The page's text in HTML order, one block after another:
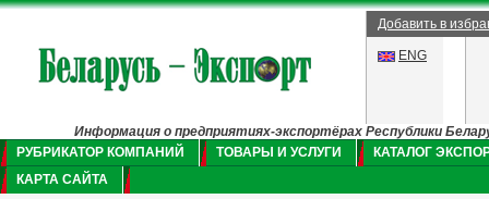
Добавить в
ENG
Информация о предприятиях-экспортёрах Республики
РУБРИКАТОР КОМПАНИЙ
ТОВАРЫ И УСЛУГИ
КАТАЛОГ
КАРТА САЙТА